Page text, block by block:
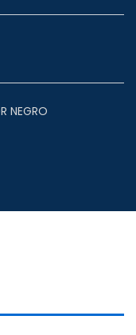
NEGRO